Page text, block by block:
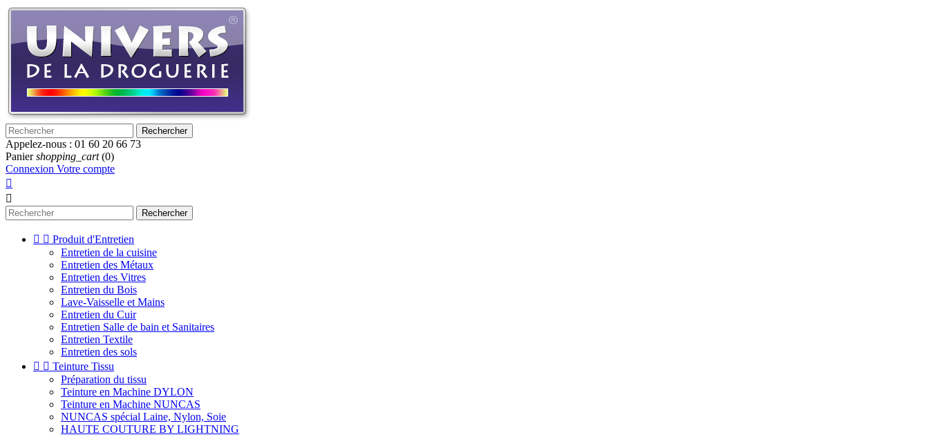
Rechercher
Appelez-nous : 01 60 20 66 73
Panier shopping_cart (0)
Connexion Votre compte


Rechercher
  Produit d'Entretien
Entretien de la cuisine
Entretien des Métaux
Entretien des Vitres
Entretien du Bois
Lave-Vaisselle et Mains
Entretien du Cuir
Entretien Salle de bain et Sanitaires
Entretien Textile
Entretien des sols
  Teinture Tissu
Préparation du tissu
Teinture en Machine DYLON
Teinture en Machine NUNCAS
NUNCAS spécial Laine, Nylon, Soie
HAUTE COUTURE BY LIGHTNING